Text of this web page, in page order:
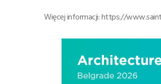
Więcej informacji: https://